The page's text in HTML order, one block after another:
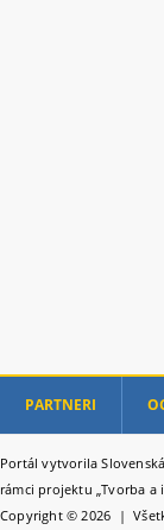
PARTNERI
Portál vytvorila
rámci projektu „Tvorba
Copyright © 2026 |